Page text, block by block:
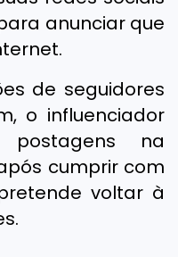
anunciar que
de seguidores
o influenciador
na
cumprir com
voltar à